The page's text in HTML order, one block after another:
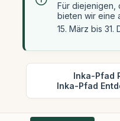
Für diejenigen,
bieten wir eine
15. März bis
Inka-Pfad
Inka-Pfad